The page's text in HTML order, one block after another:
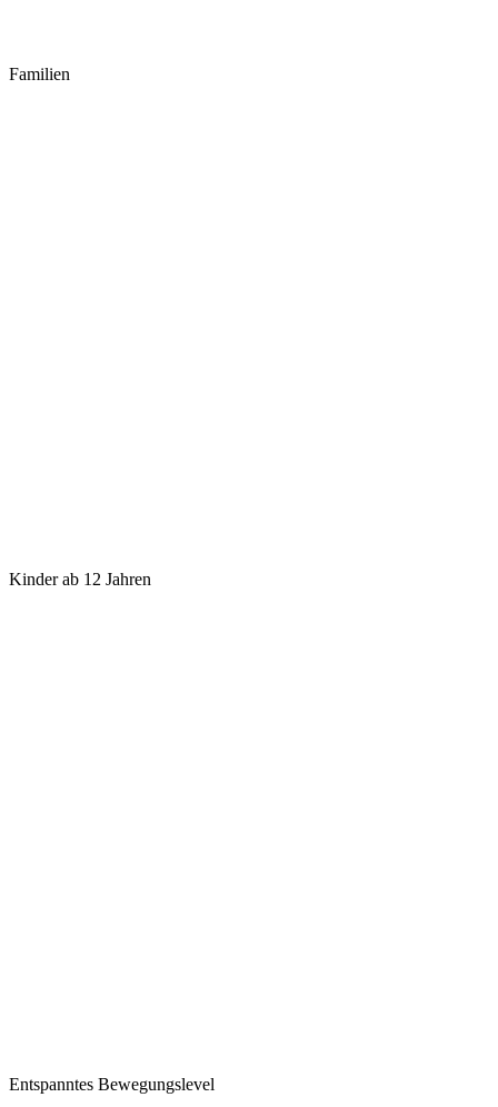
Familien
Kinder ab 12 Jahren
Entspanntes Bewegungslevel